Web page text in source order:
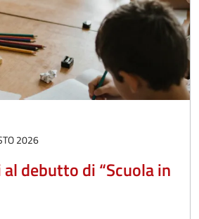
2026
debutto di “Scuola in